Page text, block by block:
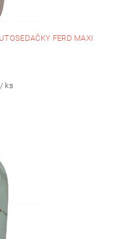
FERD MAXI
/ ks